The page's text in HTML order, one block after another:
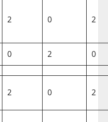
2 0 2
0 2 0
2 0 2